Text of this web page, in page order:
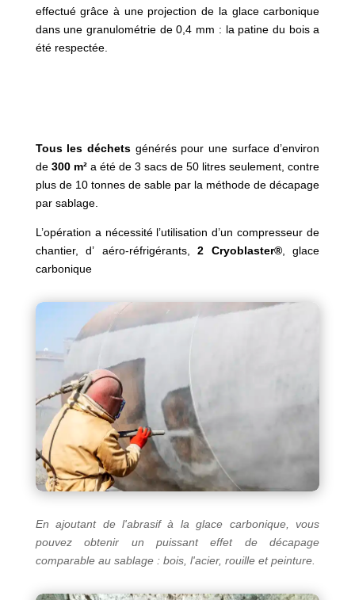
effectué grâce à une projection de la glace carbonique
dans une granulométrie de0,4 mm : la patine du bois a
été respectée.
Tous les déchets générés pour une surface d’environ
de 300 m²a été de 3 sacs de 50 litres seulement, contre
plus de 10 tonnes de sable par la méthode de décapage
par sablage.
L’opération a nécessité l’utilisation d’uncompresseur de
chantier, d’ aéro-réfrigérants,2 Cryoblaster®,glace
carbonique
En ajoutant de l'abrasif à la glace carbonique, vous
pouvez obtenir un puissant effet de décapage
comparable au sablage : bois, l'acier, rouille et peinture.